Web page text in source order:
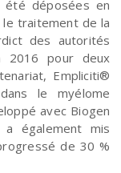
été déposées en
traitement de la
des autorités
2016 pour deux
Empliciti®
le myélome
avec Biogen
également mis
de 30 %